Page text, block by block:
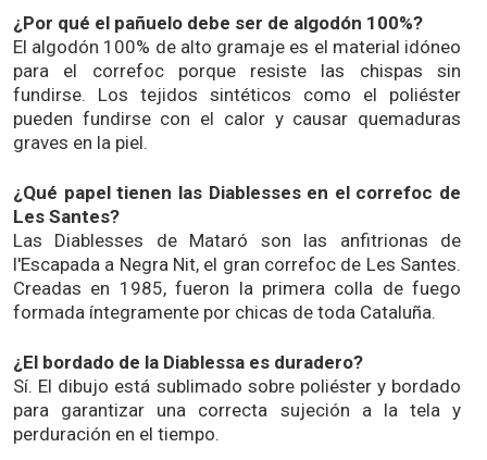
¿Por qué el pañuelo debe ser de algodón 100%?
El algodón 100% de alto gramaje es el material idóneo
para el correfoc porque resiste las chispas sin
fundirse. Los tejidos sintéticos como el poliéster
pueden fundirse con el calor y causar quemaduras
graves en la piel.
¿Qué papel tienen las Diablesses en el correfoc de
Les Santes?
Las Diablesses de Mataró son las anfitrionas de
l'Escapada a Negra Nit, el gran correfoc de Les Santes.
Creadas en 1985, fueron la primera colla de fuego
formada íntegramente por chicas de toda Cataluña.
¿El bordado de la Diablessa es duradero?
Sí. El dibujo está sublimado sobre poliéster y bordado
para garantizar una correcta sujeción a la tela y
perduración en el tiempo.